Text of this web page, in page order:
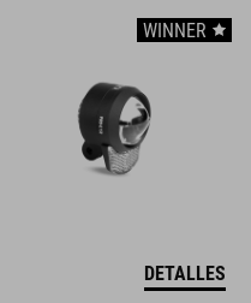
WINNER
DETALLES